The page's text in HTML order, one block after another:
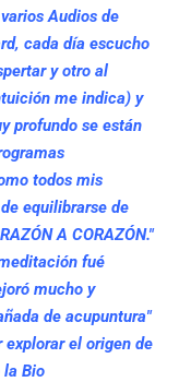
Audios de
cada día escucho
y otro al
me indica) y
profundo se están
todos mis
equilibrarse de
A CORAZÓN."
fué
mucho y
de acupuntura"
explorar el origen de
la Bio